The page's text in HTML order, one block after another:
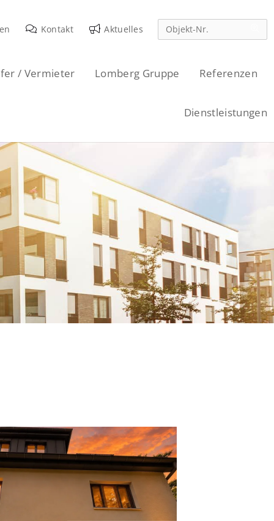
Kontakt Aktuelles
/ Vermieter Lomberg Gruppe Referenzen
Dienstleistungen